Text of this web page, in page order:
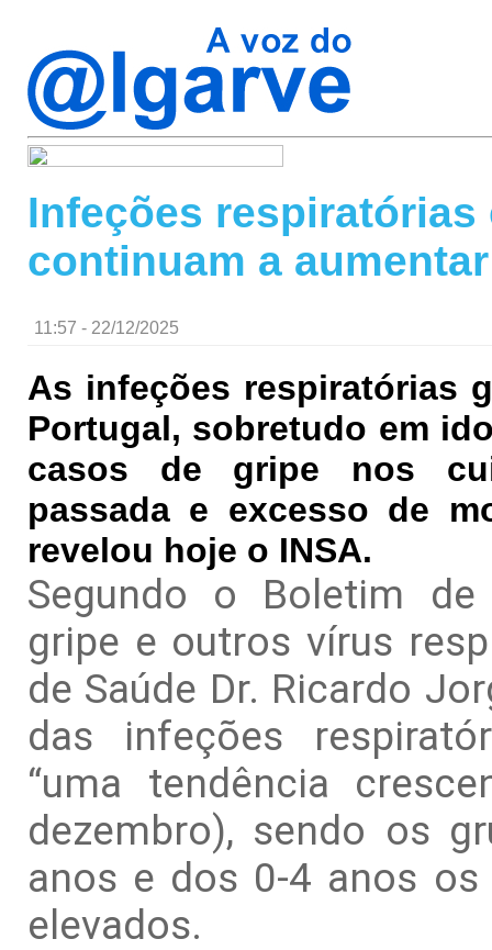
Infeções
continuam a
11:57 - 22/12/2025
As infeções respiratórias
Portugal, sobretudo em
casos de gripe nos
passada e excesso de
revelou hoje o INSA.
Segundo o Boletim
gripe e outros vírus
de Saúde Dr. Ricardo
das infeções
“uma tendência
dezembro), sendo os
anos e dos 0-4 anos
elevados.